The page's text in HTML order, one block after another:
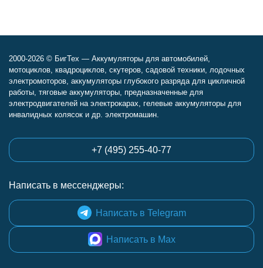
2000-2026 © БигТех — Аккумуляторы для автомобилей,
мотоциклов, квадроциклов, скутеров, садовой техники, лодочных
электромоторов, аккумуляторы глубокого разряда для цикличной
работы, тяговые аккумуляторы, предназначенные для
электродвигателей на электрокарах, гелевые аккумуляторы для
инвалидных колясок и др. электромашин.
+7 (495) 255-40-77
Написать в мессенджеры:
Написать в Telegram
Написать в Max